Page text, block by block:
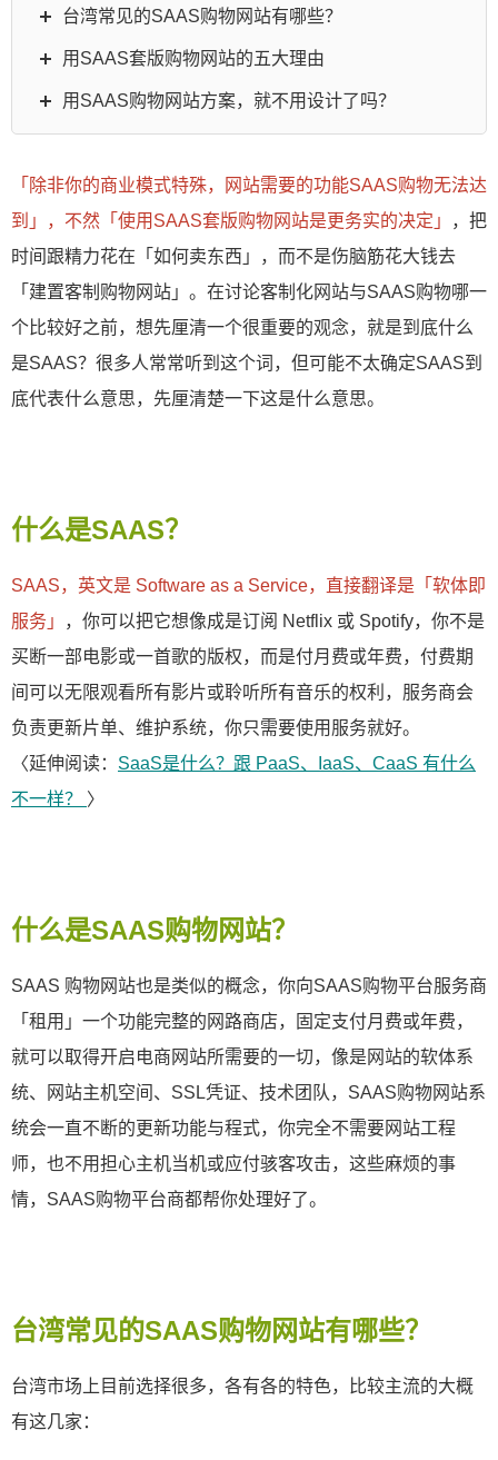
台湾常见的SAAS购物网站有哪些？
用SAAS套版购物网站的五大理由
用SAAS购物网站方案，就不用设计了吗？
「除非你的商业模式特殊，网站需要的功能SAAS购物无法达
到」，不然「使用SAAS套版购物网站是更务实的决定」
，把
时间跟精力花在「如何卖东西」，而不是伤脑筋花大钱去
「建置客制购物网站」。在讨论客制化网站与SAAS购物哪一
个比较好之前，想先厘清一个很重要的观念，就是到底什么
是SAAS？很多人常常听到这个词，但可能不太确定SAAS到
底代表什么意思，先厘清楚一下这是什么意思。
什么是SAAS？
SAAS，英文是 Software as a Service，直接翻译是「软体即
服务」
，你可以把它想像成是订阅 Netflix 或 Spotify，你不是
买断一部电影或一首歌的版权，而是付月费或年费，付费期
间可以无限观看所有影片或聆听所有音乐的权利，服务商会
负责更新片单、维护系统，你只需要使用服务就好。
〈延伸阅读： SaaS是什么？跟 PaaS、IaaS、CaaS 有什么
不一样？ 〉
什么是SAAS购物网站？
SAAS 购物网站也是类似的概念，你向SAAS购物平台服务商
「租用」一个功能完整的网路商店，固定支付月费或年费，
就可以取得开启电商网站所需要的一切，像是网站的软体系
统、网站主机空间、SSL凭证、技术团队，SAAS购物网站系
统会一直不断的更新功能与程式，你完全不需要网站工程
师，也不用担心主机当机或应付骇客攻击，这些麻烦的事
情，SAAS购物平台商都帮你处理好了。
台湾常见的SAAS购物网站有哪些？
台湾市场上目前选择很多，各有各的特色，比较主流的大概
有这几家：